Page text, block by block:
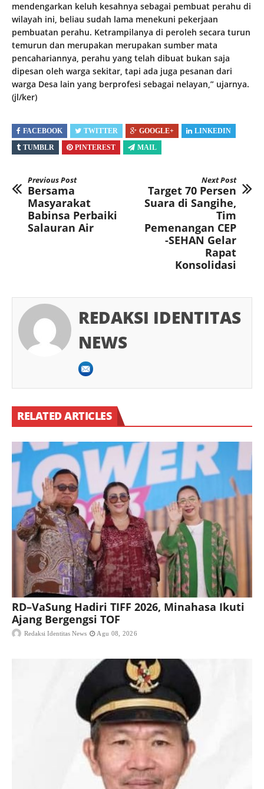
mendengarkan keluh kesahnya sebagai pembuat perahu di
wilayah ini, beliau sudah lama menekuni pekerjaan
pembuatan perahu. Ketrampilanya di peroleh secara turun
temurun dan merupakan merupakan sumber mata
pencahariannya, perahu yang telah dibuat bukan saja
dipesan oleh warga sekitar, tapi ada juga pesanan dari
warga Desa lain yang berprofesi sebagai nelayan,” ujarnya.
(jl/ker)
FACEBOOK TWITTER GOOGLE+
LINKEDIN
TUMBLR
PINTEREST MAIL
Previous Post
Bersama
Masyarakat
Babinsa Perbaiki
Salauran Air
Next Post
Target 70 Persen
Suara di Sangihe,
Tim
Pemenangan CEP
-SEHAN Gelar
Rapat
Konsolidasi
REDAKSI IDENTITAS
NEWS
RELATED ARTICLES
RD–VaSung Hadiri TIFF 2026, Minahasa Ikuti
Ajang Bergengsi TOF
Redaksi Identitas News Agu 08, 2026